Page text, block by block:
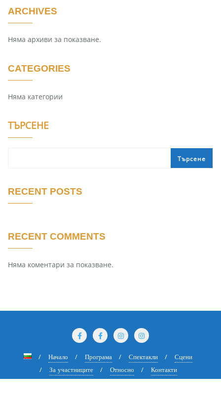
ARCHIVES
Няма архиви за показване.
CATEGORIES
Няма категории
ТЪРСЕНЕ
Търсене
RECENT POSTS
RECENT COMMENTS
Няма коментари за показване.
Начало Програма Спектакли
Сцени
За участниците
Относно Контакти